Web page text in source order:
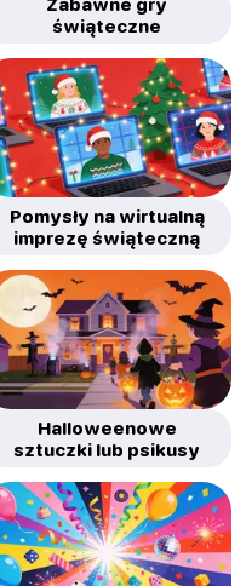
świąteczne
Pomysły na wirtualną
imprezę świąteczną
Halloweenowe
sztuczki lub psikusy